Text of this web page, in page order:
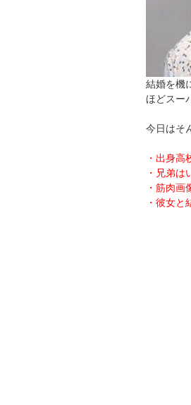
結婚を機
ほどスー
今日はそ
・出身高
・兄弟は
・筋肉画
・彼女と